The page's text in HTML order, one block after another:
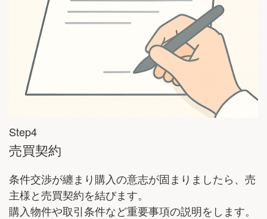
Step4
売買契約
条件交渉が纏まり購入の意志が固まりましたら、売
主様と売買契約を結びます。
購入物件や取引条件など重要事項の説明をします。